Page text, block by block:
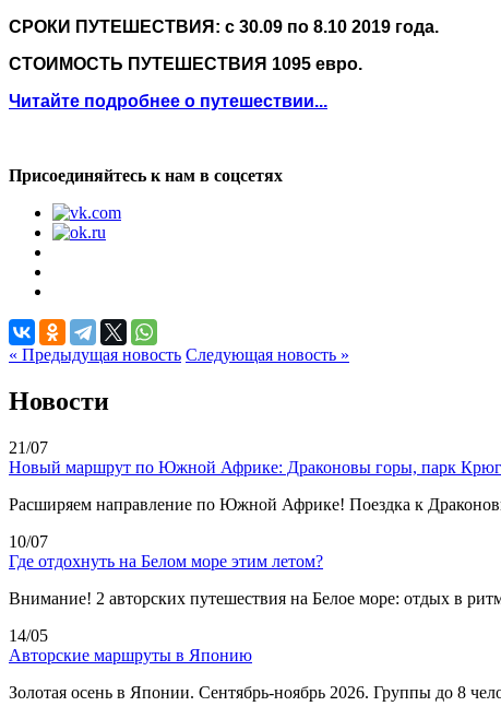
СРОКИ ПУТЕШЕСТВИЯ: с 30.09 по 8.10 2019 года.
СТОИМОСТЬ ПУТЕШЕСТВИЯ 1095 евро.
Читайте подробнее о путешествии...
Присоединяйтесь к нам в соцсетях
« Предыдущая новость Следующая новость »
Новости
21/07
Новый маршрут по Южной Африке: Драконовы горы, парк
Расширяем направление по Южной Африке! Поездка к
10/07
Где отдохнуть на Белом море этим летом?
Внимание! 2 авторских путешествия на Белое море: отдых в
14/05
Авторские маршруты в Японию
Золотая осень в Японии. Сентябрь-ноябрь 2026. Группы до 8